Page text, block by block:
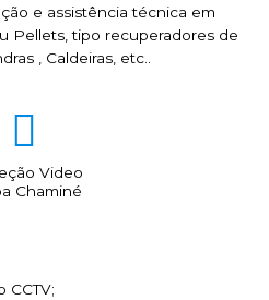
e assistência técnica em
Pellets, tipo recuperadores de
, Caldeiras, etc..
Video
Chaminé
CCTV;